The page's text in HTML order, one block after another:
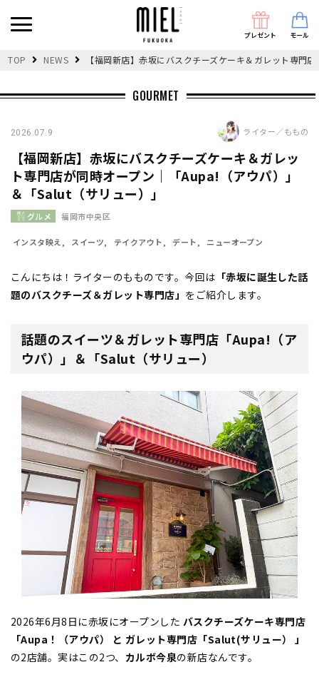
プレゼント モール
TOP NEWS 【福岡新店】赤坂にバスクチーズケーキ＆ガレット専門
GOURMET
2026.07.9 ライター／ももの
【福岡新店】赤坂にバスクチーズケーキ＆ガレッ
ト専門店が同時オープン｜「Aupa!（アウパ）」
＆「Salut（サリュー）」
グルメ 福岡市中央区
インスタ映え スイーツ テイクアウト デート ニューオープン
こんにちは！ライターのもものです。今回は 「赤坂に誕生した話
題のバスクチーズ＆ガレット専門店」 をご紹介します。
話題のスイーツ＆ガレット専門店「Aupa!（ア
ウパ）」＆「Salut（サリュー）
2026年6月8日に赤坂にオープンした バスクチーズケーキ専門店
「Aupa！（アウパ） と ガレット専門店「Salut(サリュー） 」
の2店舗。実はこの2つ、 カルボ今泉の新店なんです。